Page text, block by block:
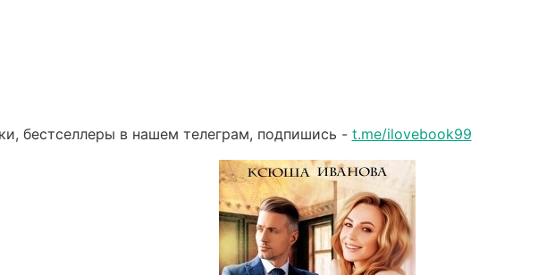
бестселлеры в нашем телеграм, подпишись - t.me/ilovebook99